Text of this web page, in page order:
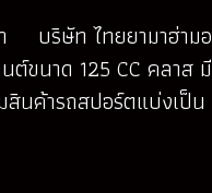
บริษัท ไทยยามาฮ่าม
ต์ขนาด 125 CC คลา
ค้ารถสปอร์ตแบ่งเป็